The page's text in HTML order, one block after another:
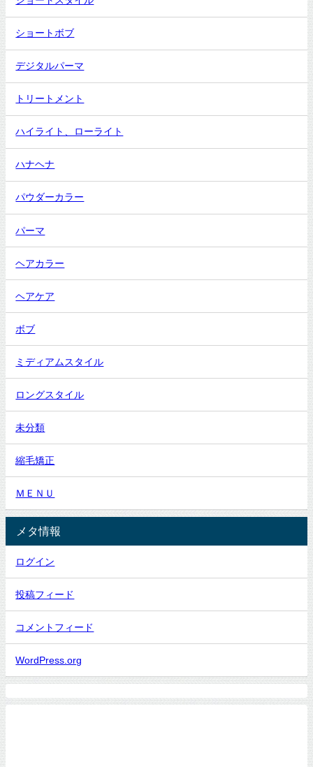
ショートボブ
デジタルパーマ
トリートメント
ハイライト、ローライト
ハナヘナ
パウダーカラー
パーマ
ヘアカラー
ヘアケア
ボブ
ミディアムスタイル
ロングスタイル
未分類
縮毛矯正
ＭＥＮＵ
メタ情報
ログイン
投稿フィード
コメントフィード
WordPress.org